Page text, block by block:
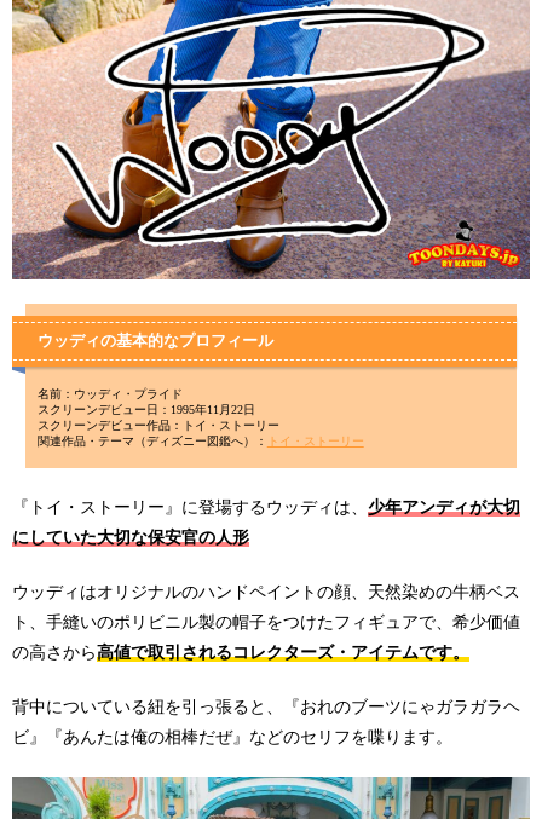
ウッディの基本的なプロフィール
名前：ウッディ・プライド
スクリーンデビュー日：1995年11月22日
スクリーンデビュー作品：トイ・ストーリー
関連作品・テーマ（ディズニー図鑑へ）：
トイ・ストーリー
『トイ・ストーリー』に登場するウッディは、 少年アンディが大切
にしていた大切な保安官の人形
ウッディはオリジナルのハンドペイントの顔、天然染めの牛柄ベス
ト、手縫いのポリビニル製の帽子をつけたフィギュアで、希少価値
の高さから高値で取引されるコレクターズ・アイテムです。
背中についている紐を引っ張ると、『おれのブーツにゃガラガラヘ
ビ』『あんたは俺の相棒だぜ』などのセリフを喋ります。